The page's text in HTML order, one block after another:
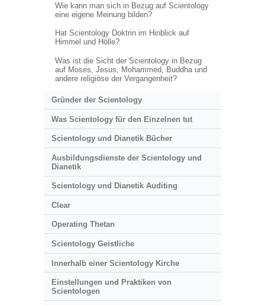
Wie kann man sich in Bezug auf Scientology
eine eigene Meinung bilden?
Hat Scientology Doktrin im Hinblick auf
Himmel und Hölle?
Was ist die Sicht der Scientology in Bezug
auf Moses, Jesus, Mohammed, Buddha und
andere religiöse der Vergangenheit?
Gründer der Scientology
Was Scientology für den Einzelnen tut
Scientology und Dianetik Bücher
Ausbildungsdienste der Scientology und
Dianetik
Scientology und Dianetik Auditing
Clear
Operating Thetan
Scientology Geistliche
Innerhalb einer Scientology Kirche
Einstellungen und Praktiken von
Scientologen